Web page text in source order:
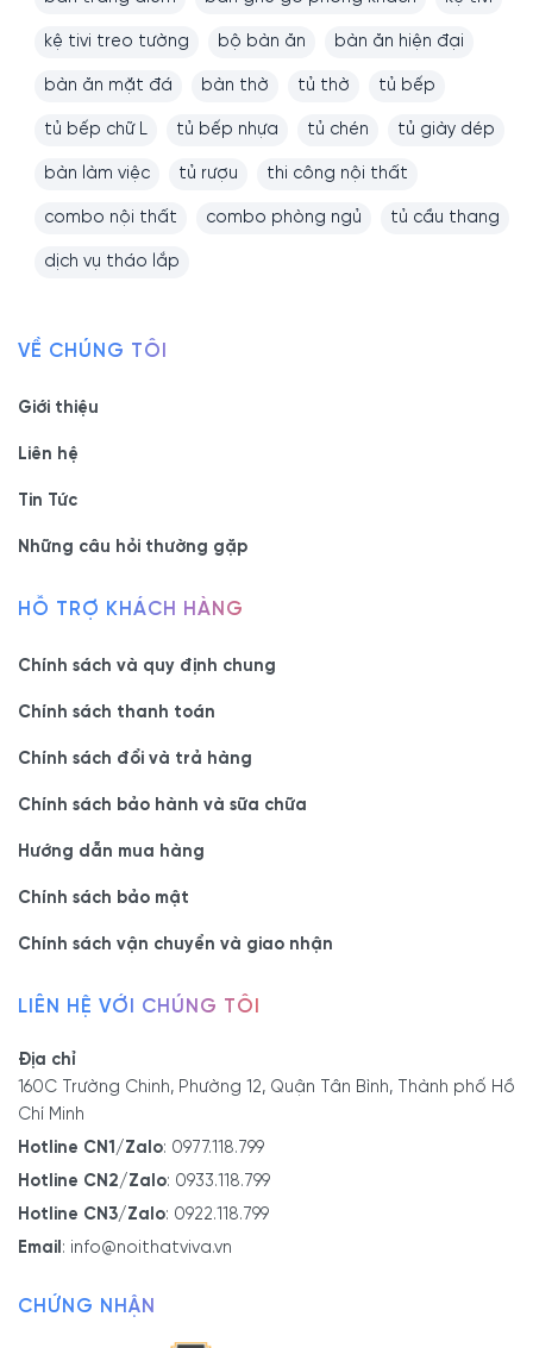
kệ tivi treo tường bộ bàn ăn bàn ăn hiện đại
bàn ăn mặt đá bàn thờ tủ thờ tủ bếp
tủ bếp chữ L tủ bếp nhựa tủ chén tủ giày dép
bàn làm việc tủ rượu thi công nội thất
combo nội thất combo phòng ngủ tủ cầu thang
dịch vụ tháo lắp
VỀ CHÚNG TÔI
Giới thiệu
Liên hệ
Tin Tức
Những câu hỏi thường gặp
HỖ TRỢ KHÁCH HÀNG
Chính sách và quy định chung
Chính sách thanh toán
Chính sách đổi và trả hàng
Chính sách bảo hành và sữa chữa
Hướng dẫn mua hàng
Chính sách bảo mật
Chính sách vận chuyển và giao nhận
LIÊN HỆ VỚI CHÚNG TÔI
Địa chỉ
160C Trường Chinh, Phường 12, Quận Tân Bình, Thành phố Hồ
Chí Minh
Hotline CN1/Zalo: 0977.118.799
Hotline CN2/Zalo: 0933.118.799
Hotline CN3/Zalo: 0922.118.799
Email : info@noithatviva.vn
CHỨNG NHẬN